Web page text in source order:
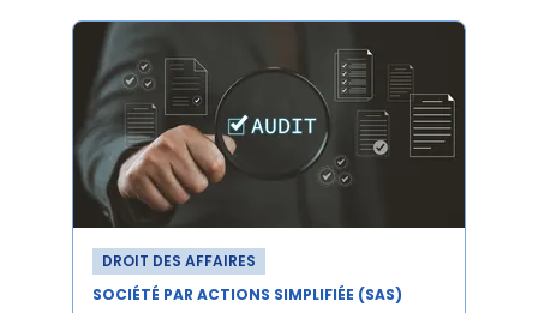
DROIT DES AFFAIRES
SOCIÉTÉ PAR ACTIONS SIMPLIFIÉE (SAS)